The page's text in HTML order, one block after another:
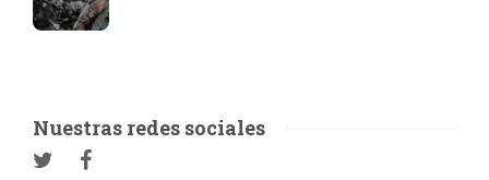
Nuestras redes sociales